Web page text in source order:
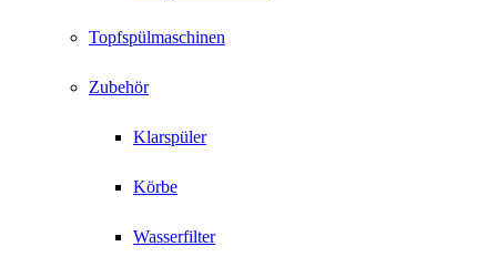
Topfspülmaschinen
Zubehör
Klarspüler
Körbe
Wasserfilter